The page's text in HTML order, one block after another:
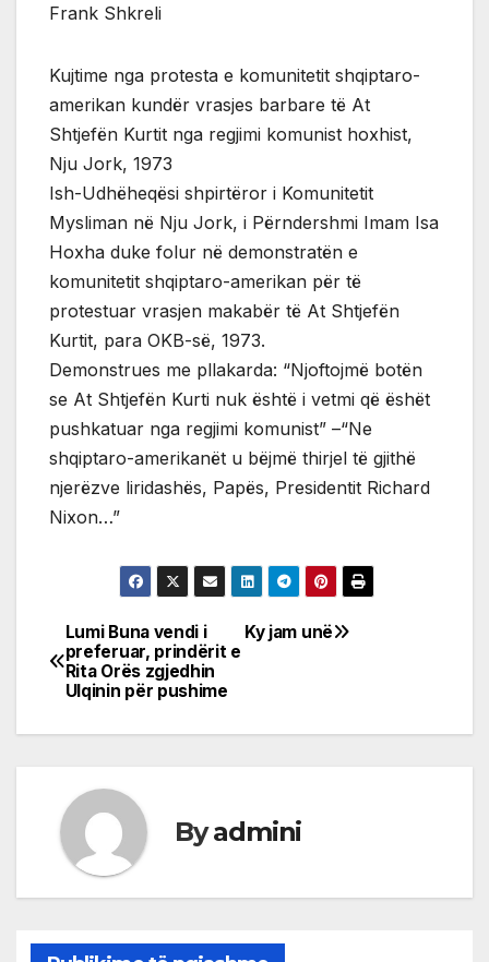
Frank Shkreli
Kujtime nga protesta e komunitetit shqiptaro-
amerikan kundër vrasjes barbare të At
Shtjefën Kurtit nga regjimi komunist hoxhist,
Nju Jork, 1973
Ish-Udhëheqësi shpirtëror i Komunitetit
Mysliman në Nju Jork, i Përndershmi Imam Isa
Hoxha duke folur në demonstratën e
komunitetit shqiptaro-amerikan për të
protestuar vrasjen makabër të At Shtjefën
Kurtit, para OKB-së, 1973.
Demonstrues me pllakarda: “Njoftojmë botën
se At Shtjefën Kurti nuk është i vetmi që ëshët
pushkatuar nga regjimi komunist” –“Ne
shqiptaro-amerikanët u bëjmë thirjel të gjithë
njerëzve liridashës, Papës, Presidentit Richard
Nixon…”
Post
navigation
Ky jam unë
Lumi Buna vendi i
preferuar, prindërit e
Rita Orës zgjedhin
Ulqinin për pushime
Byadmini